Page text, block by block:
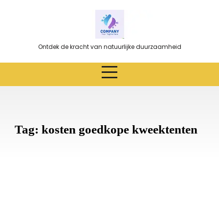
Ontdek de kracht van natuurlijke duurzaamheid
Tag: kosten goedkope kweektenten